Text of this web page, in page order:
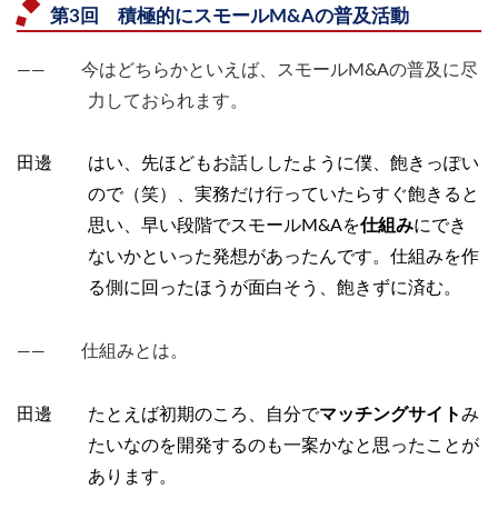
第3回 積極的にスモールM&Aの普及活動
―― 今はどちらかといえば、スモールM&Aの普及に尽
力しておられます。
田邊 はい、先ほどもお話ししたように僕、飽きっぽい
ので（笑）、実務だけ行っていたらすぐ飽きると
思い、早い段階でスモールM&Aを仕組みにでき
ないかといった発想があったんです。仕組みを作
る側に回ったほうが面白そう、飽きずに済む。
―― 仕組みとは。
田邊 たとえば初期のころ、自分でマッチングサイトみ
たいなのを開発するのも一案かなと思ったことが
あります。